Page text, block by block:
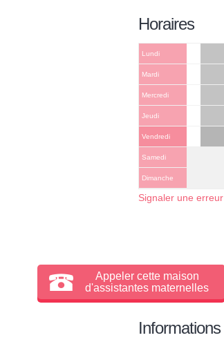
Horaires
Lundi
Mardi
Mercredi
Jeudi
Vendredi
Samedi
Dimanche
Signaler une erreur
Appeler cette maison
d'assistantes maternelles
Informations